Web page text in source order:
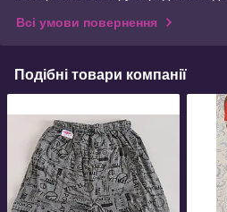
Всі умови повернення
Подібні товари компанії